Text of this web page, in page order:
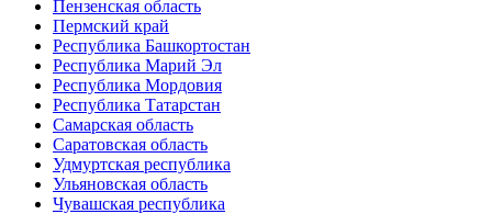
Пензенская область
Пермский край
Республика Башкортостан
Республика Марий Эл
Республика Мордовия
Республика Татарстан
Самарская область
Саратовская область
Удмуртская республика
Ульяновская область
Чувашская республика